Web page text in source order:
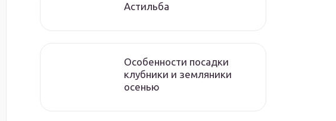
Астильба
Особенности посадки
клубники и земляники
осенью